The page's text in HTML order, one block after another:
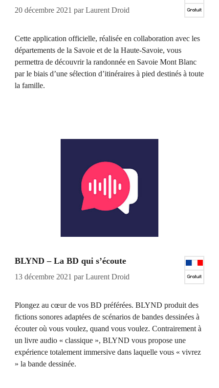
20 décembre 2021 parLaurent Droid
Cette application officielle, réalisée en collaboration avec les
départements de la Savoie et de la Haute-Savoie, vous
permettra de découvrir la randonnée en Savoie Mont Blanc
par le biais d’une sélection d’itinéraires à pied destinés à toute
la famille.
BLYND – La BD qui s’écoute
13 décembre 2021 parLaurent Droid
Plongez au cœur de vos BD préférées. BLYND produit des
fictions sonores adaptées de scénarios de bandes dessinées à
écouter où vous voulez, quand vous voulez. Contrairement à
un livre audio « classique », BLYND vous propose une
expérience totalement immersive dans laquelle vous « vivrez
» la bande dessinée.